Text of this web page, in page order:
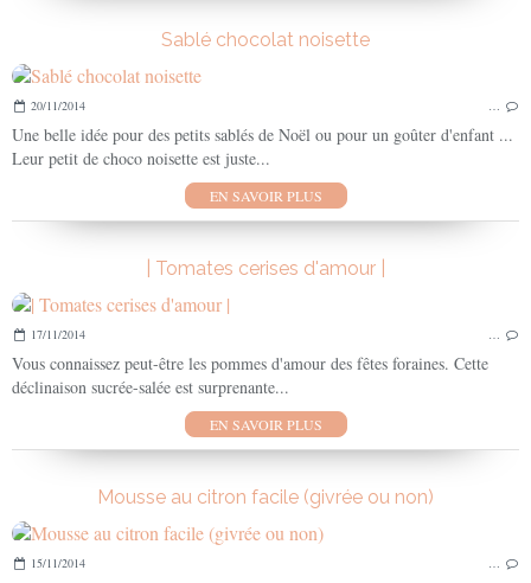
Sablé chocolat noisette
20/11/2014 …
Une belle idée pour des petits sablés de Noël ou pour un goûter d'enfant ...
Leur petit de choco noisette est juste...
EN SAVOIR PLUS
| Tomates cerises d'amour |
17/11/2014 …
Vous connaissez peut-être les pommes d'amour des fêtes foraines. Cette
déclinaison sucrée-salée est surprenante...
EN SAVOIR PLUS
Mousse au citron facile (givrée ou non)
15/11/2014 …